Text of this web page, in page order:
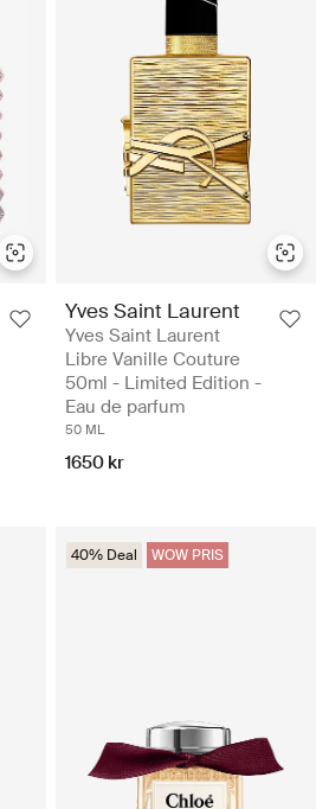
Yves Saint Laurent
Yves Saint Laurent
Libre Vanille Couture
50ml - Limited Edition -
Eau de parfum
50 ML
1650 kr
40% Deal WOW PRIS